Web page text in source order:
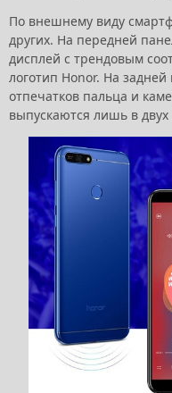
По внешнему виду
других. На передней
дисплей с трендовым
логотип Honor. На
отпечатков пальца и
выпускаются лишь в